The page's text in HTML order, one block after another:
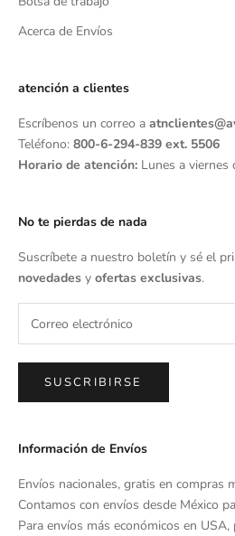
Acerca de Envíos
atención a clientes
Escríbenos un correo a
Teléfono: 800-6-294-839 ext. 5506
Horario de atención: Lunes a viernes
No te pierdas de nada
Suscríbete a nuestro boletín y sé el
novedades y ofertas exclusivas.
SUSCRIBIRSE
Información de Envíos
Envíos nacionales, gratis en compras
Contamos con envíos desde México
Para envíos más económicos en USA,